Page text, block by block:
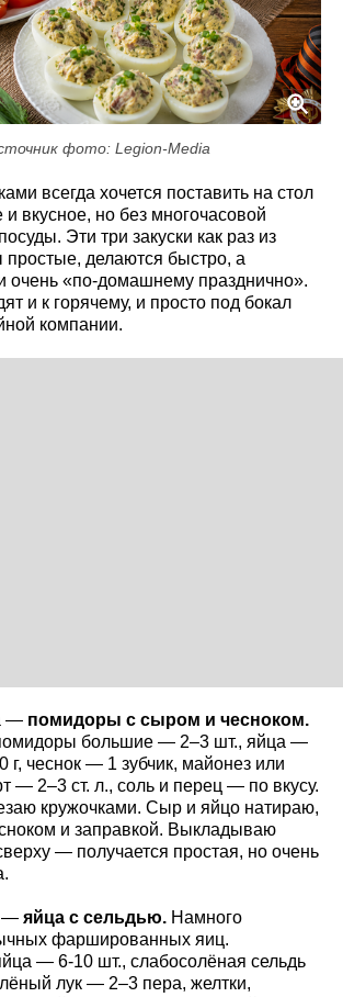
фото: Legion-Media
всегда хочется поставить на стол
и вкусное, но без многочасовой
Эти три закуски как раз из
простые, делаются быстро, а
очень «по-домашнему празднично».
и к горячему, и просто под бокал
компании.
— помидоры с сыром и чесноком.
большие — 2–3 шт., яйца —
чеснок — 1 зубчик, майонез или
— 2–3 ст. л., соль и перец — по вкусу.
кружочками. Сыр и яйцо натираю,
и заправкой. Выкладываю
— получается простая, но очень
— яйца с сельдью. Намного
фаршированных яиц.
— 6-10 шт., слабосолёная сельдь
лук — 2–3 пера, желтки,